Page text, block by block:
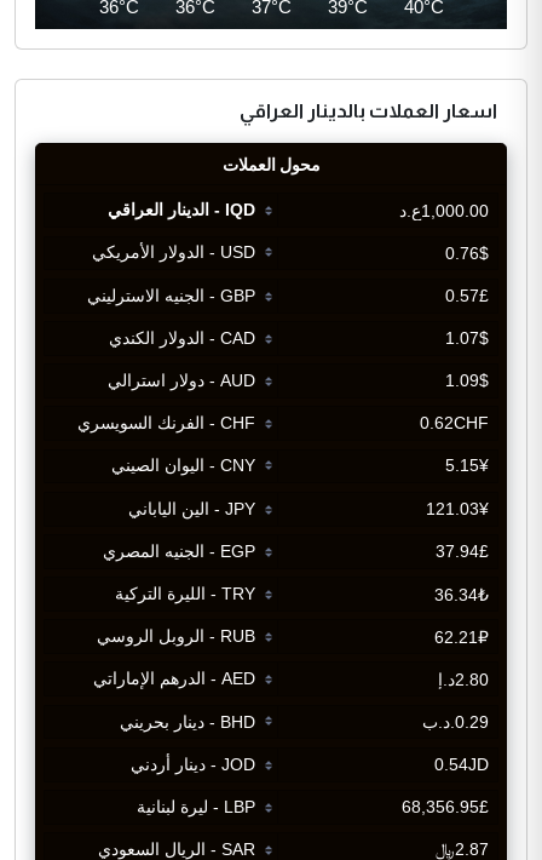
40°C
39°C
37°C
36°C
36°C
اسعار العملات بالدينار العراقي